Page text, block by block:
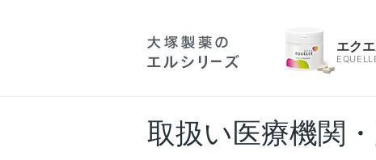
エク
取扱い医療機関